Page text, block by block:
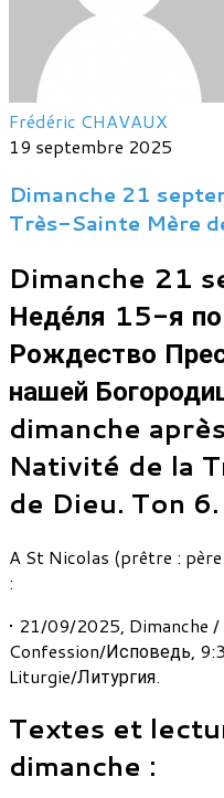
Frédéric CHAVAUX
19 septembre 2025
Dimanche 21
Très-Sainte Mère
Dimanche 21
Неде́ля 15-я по
Рождество
нашей
dimanche
Nativité de la
de Dieu. Ton 6.
A St Nicolas (prêtre :
:
• 21/09/2025, Dimanche
Confession/Исповедь,
Liturgie/Литургия.
Textes et
dimanche :